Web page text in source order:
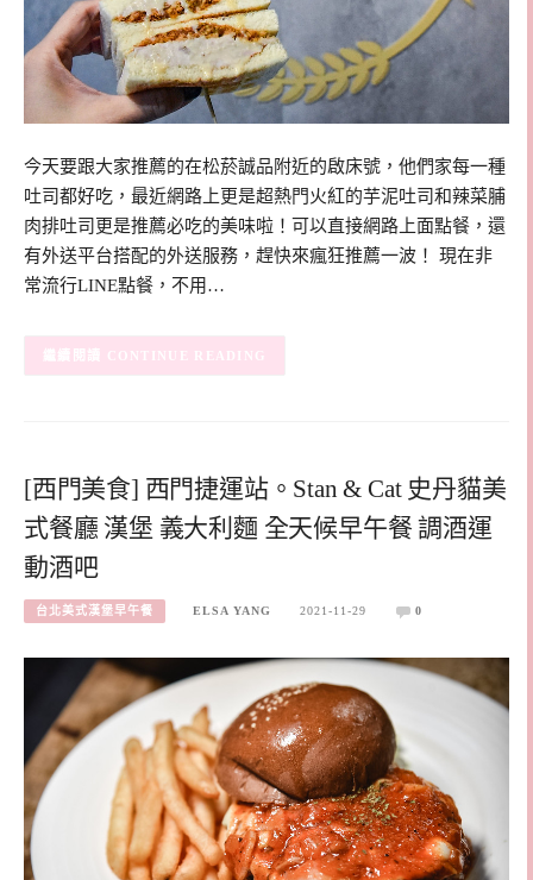
今天要跟大家推薦的在松菸誠品附近的啟床號，他們家每一種
吐司都好吃，最近網路上更是超熱門火紅的芋泥吐司和辣菜脯
肉排吐司更是推薦必吃的美味啦！可以直接網路上面點餐，還
有外送平台搭配的外送服務，趕快來瘋狂推薦一波！ 現在非
常流行LINE點餐，不用…
CONTINUE READING
[西門美食] 西門捷運站。Stan & Cat 史丹貓美
式餐廳 漢堡 義大利麵 全天候早午餐 調酒運
動酒吧
台北美式漢堡早午餐 ELSA YANG 2021-11-29 0